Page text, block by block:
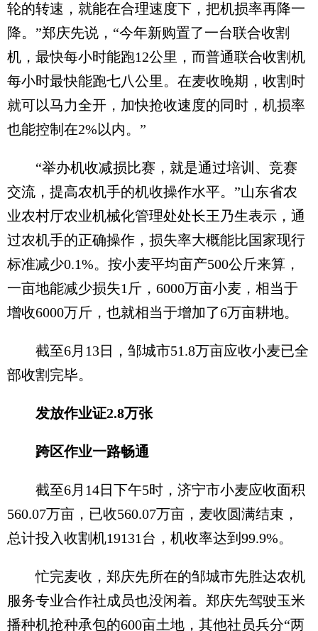
轮的转速，就能在合理速度下，把机损率再降一
降。”郑庆先说，“今年新购置了一台联合收割
机，最快每小时能跑12公里，而普通联合收割机
每小时最快能跑七八公里。在麦收晚期，收割时
就可以马力全开，加快抢收速度的同时，机损率
也能控制在2%以内。”
“举办机收减损比赛，就是通过培训、竞赛
交流，提高农机手的机收操作水平。”山东省农
业农村厅农业机械化管理处处长王乃生表示，通
过农机手的正确操作，损失率大概能比国家现行
标准减少0.1%。按小麦平均亩产500公斤来算，
一亩地能减少损失1斤，6000万亩小麦，相当于
增收6000万斤，也就相当于增加了6万亩耕地。
截至6月13日，邹城市51.8万亩应收小麦已全
部收割完毕。
发放作业证2.8万张
跨区作业一路畅通
截至6月14日下午5时，济宁市小麦应收面积
560.07万亩，已收560.07万亩，麦收圆满结束，
总计投入收割机19131台，机收率达到99.9%。
忙完麦收，郑庆先所在的邹城市先胜达农机
服务专业合作社成员也没闲着。郑庆先驾驶玉米
播种机抢种承包的600亩土地，其他社员兵分“两